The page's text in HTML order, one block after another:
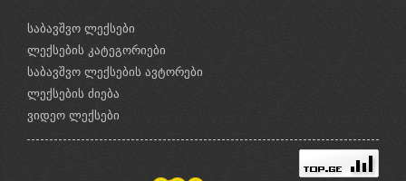
საბავშვო ლექსები
ლექსების კატეგორიები
საბავშვო ლექსების ავტორები
ლექსების ძიება
ვიდეო ლექსები